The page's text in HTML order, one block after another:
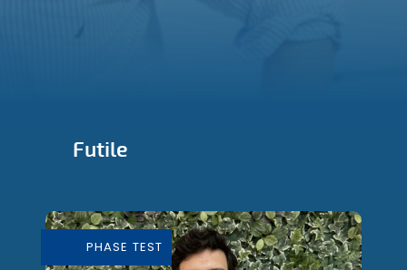
Futile
durable
En savoir plus
PHASE TEST